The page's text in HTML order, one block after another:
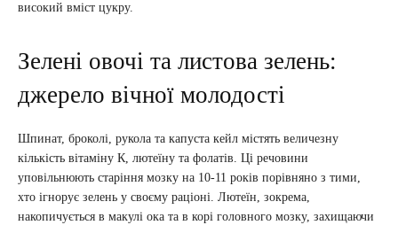
високий вміст цукру.
Зелені овочі та листова зелень:
джерело вічної молодості
Шпинат, броколі, рукола та капуста кейл містять величезну
кількість вітаміну К, лютеїну та фолатів. Ці речовини
уповільнюють старіння мозку на 10-11 років порівняно з тими,
хто ігнорує зелень у своєму раціоні. Лютеїн, зокрема,
накопичується в макулі ока та в корі головного мозку, захищаючи